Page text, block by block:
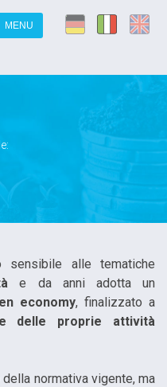
MENU
alle tematiche
e da anni adotta un
economy, finalizzato a
delle proprie attività
normativa vigente, ma